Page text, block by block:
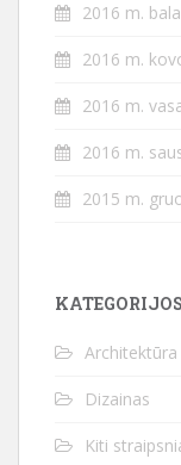
2016 m.
2016 m.
2016 m.
2016 m.
2015 m.
KATEGORIJOS
Architektūra
Dizainas
Kiti